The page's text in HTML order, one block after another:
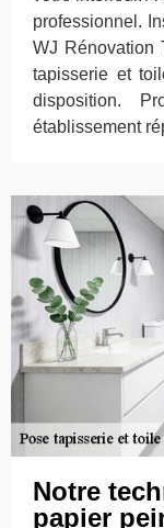
professionnel.
WJ Rénovation
tapisserie et
disposition.
établissement
Notre
papier